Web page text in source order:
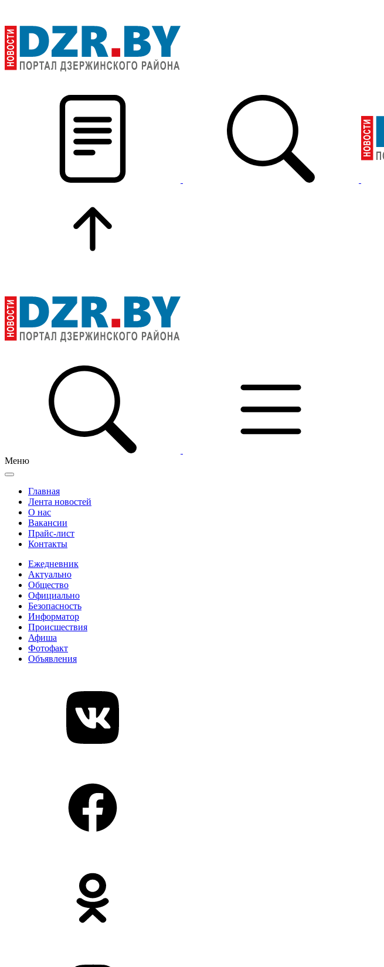
Меню
Главная
Лента новостей
О нас
Вакансии
Прайс-лист
Контакты
Ежедневник
Актуально
Общество
Официально
Безопасность
Информатор
Происшествия
Афиша
Фотофакт
Объявления